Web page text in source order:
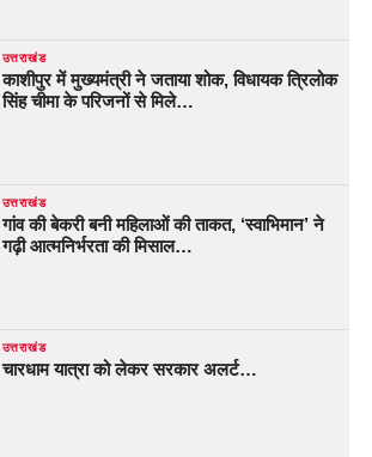
उत्तराखंड
काशीपुर में मुख्यमंत्री ने जताया शोक, विधायक त्रिलोक
सिंह चीमा के परिजनों से मिले…
उत्तराखंड
गांव की बेकरी बनी महिलाओं की ताकत, ‘स्वाभिमान’ ने
गढ़ी आत्मनिर्भरता की मिसाल…
उत्तराखंड
चारधाम यात्रा को लेकर सरकार अलर्ट…